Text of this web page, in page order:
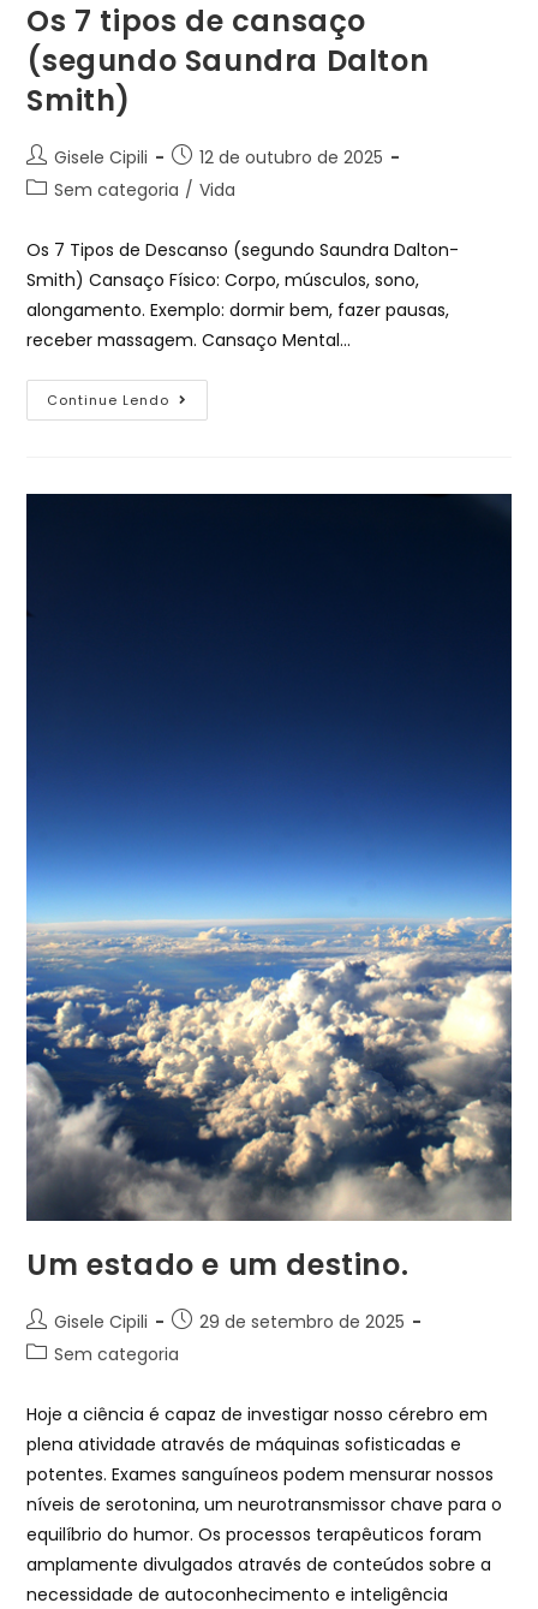
Os 7 tipos de cansaço
(segundo Saundra Dalton
Smith)
Gisele Cipili
12 de outubro de 2025
Sem categoria / Vida
Os 7 Tipos de Descanso (segundo Saundra Dalton-
Smith) Cansaço Físico: Corpo, músculos, sono,
alongamento. Exemplo: dormir bem, fazer pausas,
receber massagem. Cansaço Mental...
Continue Lendo
Um estado e um destino.
Gisele Cipili
29 de setembro de 2025
Sem categoria
Hoje a ciência é capaz de investigar nosso cérebro em
plena atividade através de máquinas sofisticadas e
potentes. Exames sanguíneos podem mensurar nossos
níveis de serotonina, um neurotransmissor chave para o
equilíbrio do humor. Os processos terapêuticos foram
amplamente divulgados através de conteúdos sobre a
necessidade de autoconhecimento e inteligência